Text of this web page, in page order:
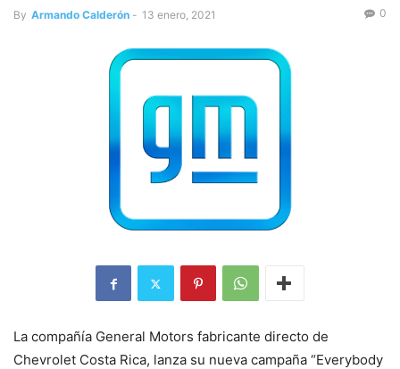
By Armando Calderón - 13 enero, 2021 0
La compañía General Motors fabricante directo de
Chevrolet Costa Rica, lanza su nueva campaña “Everybody